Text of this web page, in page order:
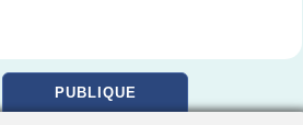
PUBLIQUE